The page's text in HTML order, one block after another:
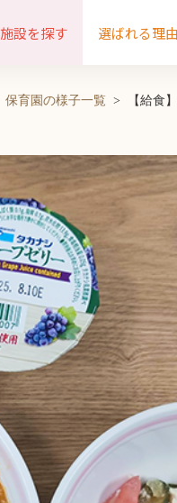
施設を探す 選ばれる理由
保育園の様子一覧 【給食